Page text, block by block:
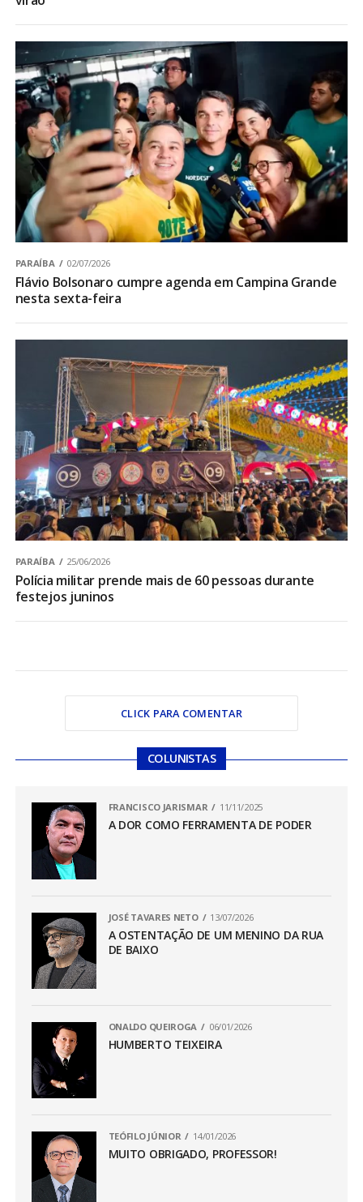
PARAÍBA 02/07/2026
Flávio Bolsonaro cumpre agenda em Campina Grande
nesta sexta-feira
PARAÍBA 25/06/2026
Polícia militar prende mais de 60 pessoas durante
festejos juninos
CLICK PARA COMENTAR
COLUNISTAS
FRANCISCO JARISMAR 11/11/2025
A DOR COMO FERRAMENTA DE PODER
JOSÉ TAVARES NETO 13/07/2026
A OSTENTAÇÃO DE UM MENINO DA RUA
DE BAIXO
ONALDO QUEIROGA 06/01/2026
HUMBERTO TEIXEIRA
TEÓFILO JÚNIOR 14/01/2026
MUITO OBRIGADO, PROFESSOR!